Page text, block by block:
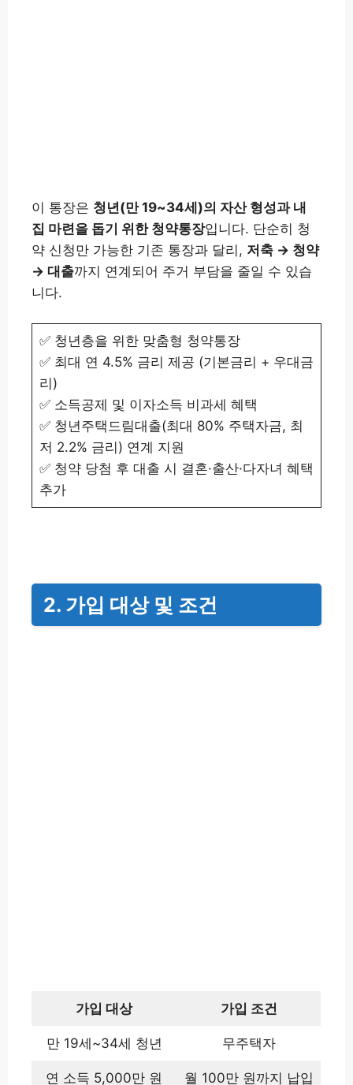
이 통장은 청년(만 19~34세)의 자산 형성과 내
집 마련을 돕기 위한 청약통장입니다. 단순히 청
약 신청만 가능한 기존 통장과 달리, 저축 → 청약
→ 대출까지 연계되어 주거 부담을 줄일 수 있습
니다.
✅ 청년층을 위한 맞춤형 청약통장
✅ 최대 연 4.5% 금리 제공 (기본금리 + 우대금
리)
✅ 소득공제 및 이자소득 비과세 혜택
✅ 청년주택드림대출(최대 80% 주택자금, 최
저 2.2% 금리) 연계 지원
✅ 청약 당첨 후 대출 시 결혼·출산·다자녀 혜택
추가
2. 가입 대상 및 조건
가입 대상 가입 조건
만 19세~34세 청년 무주택자
연 소득 5,000만 원 월 100만 원까지 납입